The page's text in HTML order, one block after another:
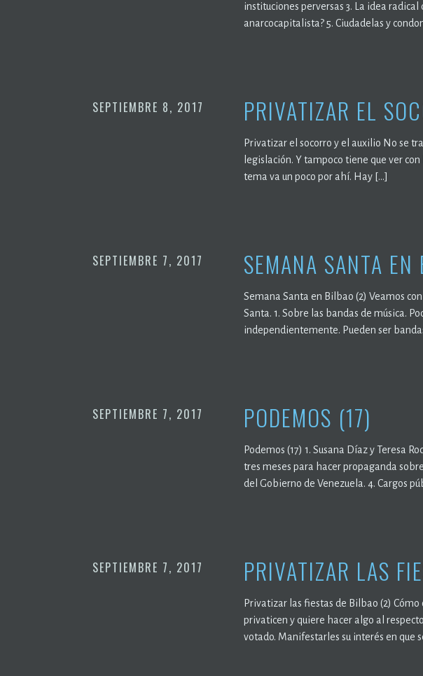
instituciones perversas 3. La idea
anarcocapitalista? 5. Ciudadelas y
SEPTIEMBRE 8, 2017 PRIVATIZAR EL
Privatizar el socorro y el auxilio No se
legislación. Y tampoco tiene que ver
tema va un poco por ahí. Hay […]
SEPTIEMBRE 7, 2017 SEMANA SANTA
Semana Santa en Bilbao (2) Veamos
Santa. 1. Sobre las bandas de música.
independientemente. Pueden ser
SEPTIEMBRE 7, 2017 PODEMOS (17)
Podemos (17) 1. Susana Díaz y Teresa
tres meses para hacer propaganda
del Gobierno de Venezuela. 4. Cargos
SEPTIEMBRE 7, 2017 PRIVATIZAR LAS
Privatizar las fiestas de Bilbao (2)
privaticen y quiere hacer algo al
votado. Manifestarles su interés en que